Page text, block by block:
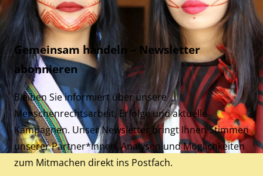
Gemeinsam handeln – Newsletter
abonnieren
Bleiben Sie informiert über unsere
Menschenrechtsarbeit, Erfolge und aktuelle
Kampagnen. Unser Newsletter bringt Ihnen Stimmen
unserer Partner*innen, Analysen und Möglichkeiten
zum Mitmachen direkt ins Postfach.